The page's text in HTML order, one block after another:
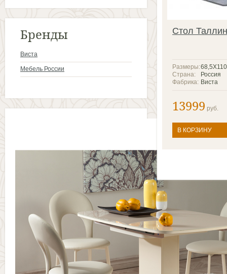
Бренды
Виста
Мебель России
Стол Таллин
Размеры:
Россия
Страна:
Виста
Фабрика:
13999 руб.
В КОРЗИНУ